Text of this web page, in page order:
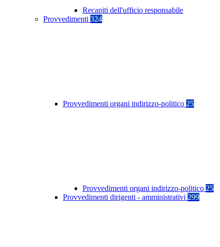
Recapiti dell'ufficio responsabile
Provvedimenti 324
Provvedimenti organi indirizzo-politico 25
Provvedimenti organi indirizzo-politico 25
Provvedimenti dirigenti - amministrativi 299